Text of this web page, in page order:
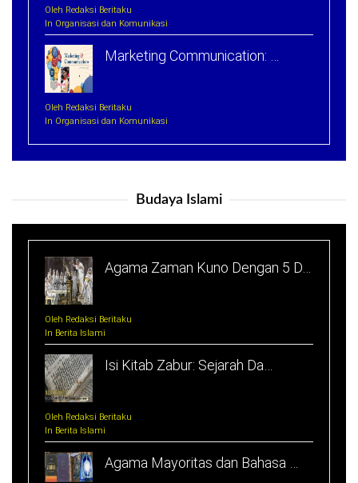
Oleh Redaksi Beritaku
In Organisasi dan Komunikasi
Marketing Communication: …
Oleh Redaksi Beritaku
In Organisasi dan Komunikasi
Budaya Islami
Agama Zaman Kuno Dengan 5 D…
Oleh Redaksi Beritaku
In Berita Islami
Isi Kitab Zabur: Sejarah Da…
Oleh Redaksi Beritaku
In Berita Islami
Agama Mayoritas dan Bahasa …